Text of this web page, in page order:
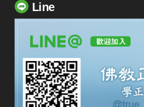
Line